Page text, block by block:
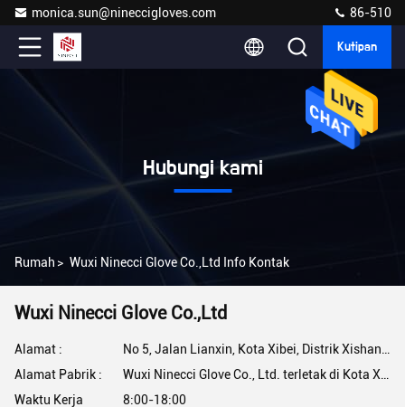
monica.sun@nineccigloves.com 86-510
Kutipan
Hubungi kami
Rumah > Wuxi Ninecci Glove Co.,Ltd Info Kontak
Wuxi Ninecci Glove Co.,Ltd
Alamat :
No 5, Jalan Lianxin, Kota Xibei, Distrik Xishan, Wuxi, Jiangsu, Cina
Alamat Pabrik :
Wuxi Ninecci Glove Co., Ltd. terletak di Kota Xibei, Distrik Xishan, Kota Wuxi, Provinsi Jiangsu, 20 menit dari Stasiun Kereta Api Wuxi,
Waktu Kerja
8:00-18:00